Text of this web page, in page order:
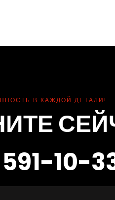
В КАЖДОЙ ДЕТАЛИ!
10-